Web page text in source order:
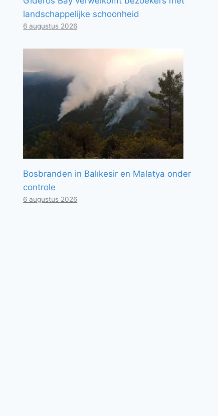
landschappelijke schoonheid
6 augustus 2026
Bosbranden in Balıkesir en Malatya onder
controle
6 augustus 2026